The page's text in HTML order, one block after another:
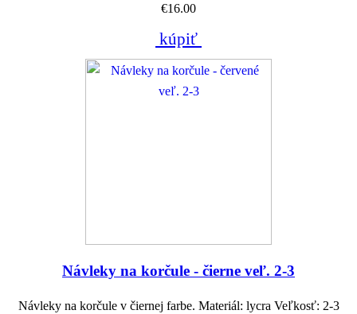
€16.00
kúpiť
Návleky na korčule - čierne veľ. 2-3
Návleky na korčule v čiernej farbe. Materiál: lycra Veľkosť: 2-3